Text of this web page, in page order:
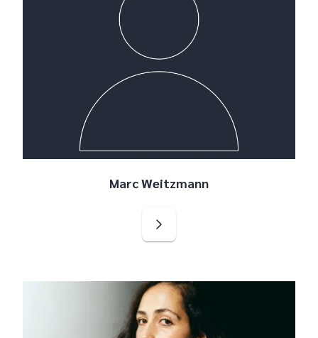
Marc Weitzmann